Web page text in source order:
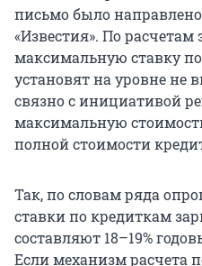
письмо было
«Известия». По расчетам
максимальную ставку
установят на уровне не
связно с инициативой
максимальную
полной стоимости
Так, по словам ряда
ставки по кредиткам
составляют 18–19%
Если механизм расчета